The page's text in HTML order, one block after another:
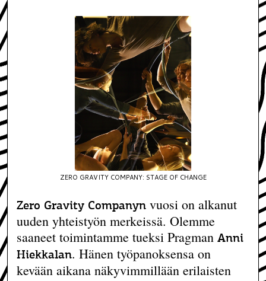
ZERO GRAVITY COMPANY: STAGE OF CHANGE
Zero Gravity Companyn vuosi on alkanut
uuden yhteistyön merkeissä. Olemme
saaneet toimintamme tueksi Pragman Anni
Hiekkalan. Hänen työpanoksensa on
kevään aikana näkyvimmillään erilaisten